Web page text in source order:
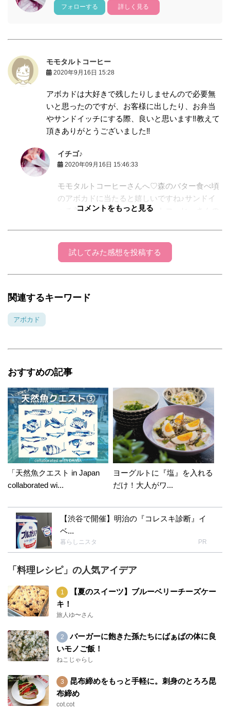
フォローする 詳しく見る
モモタルトコーヒー
2020年9月16日 15:28
アボカドは大好きで残したりしませんので必要無
いと思ったのですが、お客様に出したり、お弁当
やサンドイッチにする際、良いと思います‼︎教えて
頂きありがとうございました‼︎
イチゴ♪
2020年09月16日 15:46:33
モモタルトコーヒーさんへ♡森のバター食べ頃
のアボカドに当たると嬉しいですね♪サンドイ
ッチ美味しそう〜♡モモタルトコーヒーさんの
花ぴー
ンで変色が防げるなんて不思議ですよね。
スーパーで買って切ったらすでに 傷んでいるも
ドを冷凍保存出来るのも 知りませんでした。
いつも色々素敵なアイデア♡アドバイス ありが
とう♡ございます??✨?
コメントをもっと見る
試してみた感想を投稿する
関連するキーワード
アボカド
おすすめの記事
「天然魚クエスト in Japan
collaborated wi...
ヨーグルトに『塩』を入れる
だけ！大人がワ...
【渋谷で開催】明治の『コレスキ診断』イ
ベ...
暮らしニスタ PR
「料理レシピ」の人気アイデア
【夏のスイーツ】ブルーベリーチーズケー
キ！
旅人ゆ〜さん
バーガーに飽きた孫たちにばぁばの体に良
いモノご飯！
ねこじゃらし
昆布締めをもっと手軽に。刺身のとろろ昆
布締め
cot.cot